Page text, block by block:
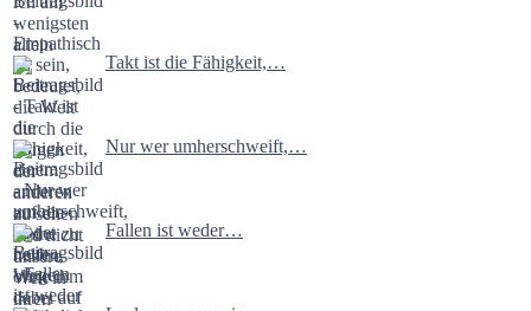
Takt ist die Fähigkeit,…
Nur wer umherschweift,…
Fallen ist weder…